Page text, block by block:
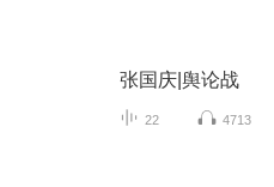
张国庆|舆论战
22 4713